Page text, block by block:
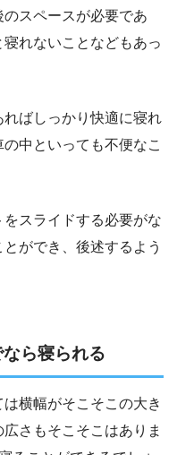
スペースが必要であ
れないことなどもあっ
ばしっかり快適に寝れ
中といっても不便なこ
スライドする必要がな
ができ、後述するよう
ら寝られる
横幅がそこそこの大き
さもそこそこはありま